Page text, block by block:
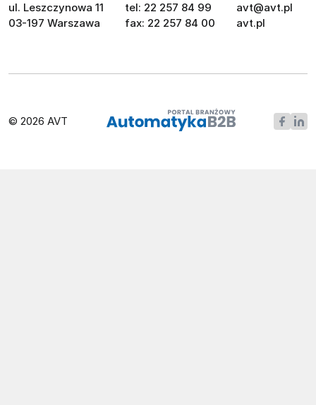
ul. Leszczynowa 11
03-197 Warszawa
tel: 22 257 84 99
fax: 22 257 84 00
avt@avt.pl
avt.pl
© 2026 AVT